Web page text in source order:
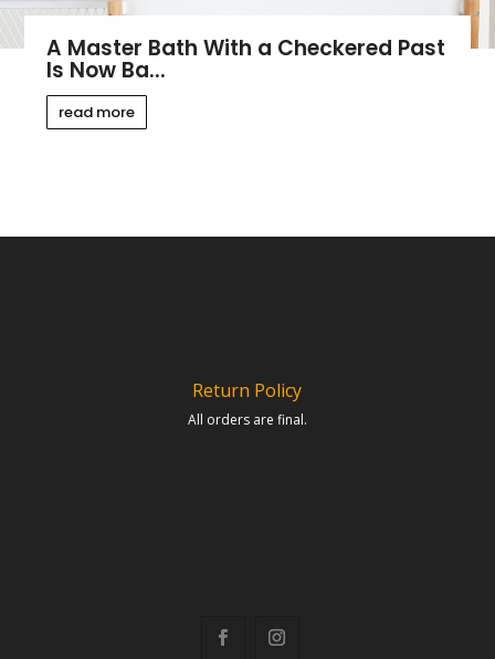
A Master Bath With a Checkered Past
Is Now Ba...
read more
Return Policy
All orders are final.